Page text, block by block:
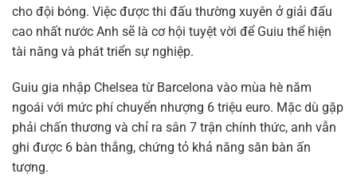
cho đội bóng. Việc được thi đấu thường xuyên ở giải đấu
cao nhất nước Anh sẽ là cơ hội tuyệt vời để Guiu thể hiện
tài năng và phát triển sự nghiệp.
Guiu gia nhập Chelsea từ Barcelona vào mùa hè năm
ngoái với mức phí chuyển nhượng 6 triệu euro. Mặc dù gặp
phải chấn thương và chỉ ra sân 7 trận chính thức, anh vẫn
ghi được 6 bàn thắng, chứng tỏ khả năng săn bàn ấn
tượng.